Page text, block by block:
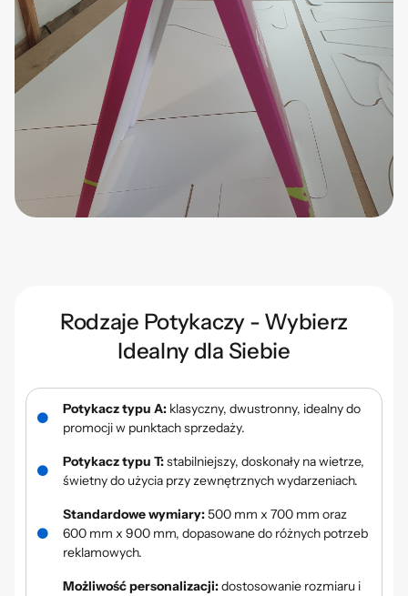
Rodzaje Potykaczy - Wybierz
Idealny dla Siebie
Potykacz typu A: klasyczny, dwustronny, idealny do
promocji w punktach sprzedaży.
Potykacz typu T:stabilniejszy, doskonały na wietrze,
świetny do użycia przy zewnętrznych wydarzeniach.
Standardowe wymiary:500 mm x 700 mm oraz
600 mm x 900 mm, dopasowane do różnych potrzeb
reklamowych.
Możliwość personalizacji:dostosowanie rozmiaru i